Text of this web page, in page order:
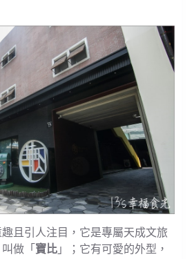
且引人注目，它是專屬天成文旅
做「 寶比 」；它有可愛的外型，